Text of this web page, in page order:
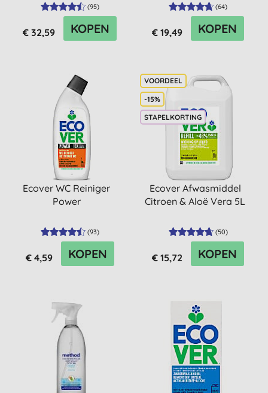
(95)
€ 32,59 KOPEN
(64)
€ 19,49 KOPEN
Ecover WC Reiniger
Power
(93)
€ 4,59 KOPEN
-15%
STAPELKORTING
Ecover Afwasmiddel
Citroen & Aloë Vera 5L
(50)
€ 15,72 KOPEN